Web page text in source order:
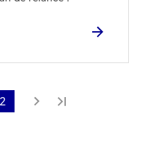
précédente
2 Page suivante